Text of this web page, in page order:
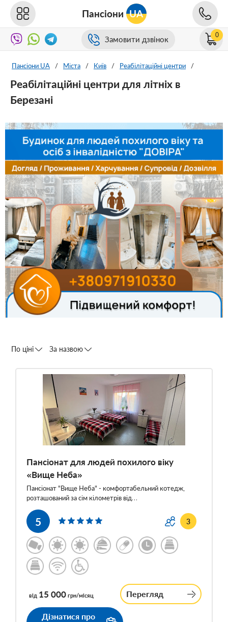
Пансіони UA
Замовити дзвінок 0
Пансіони UA / Міста / Київ / Реабілітаційні центри /
Реабілітаційні центри для літніх в
Березані
По ціні За назвою
Пансіонат для людей похилого віку
«Вище Неба»
Пансіонат "Вище Неба" - комфортабельний котедж,
розташований за сім кілометрів від…
5 3
від 15 000 грн/місяц Перегляд
Дізнатися про